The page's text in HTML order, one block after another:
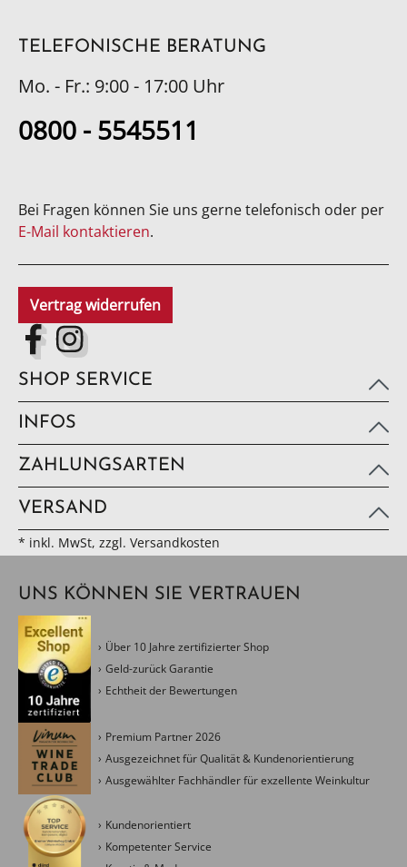
TELEFONISCHE BERATUNG
Mo. - Fr.: 9:00 - 17:00 Uhr
0800 - 5545511
Bei Fragen können Sie uns gerne telefonisch oder per
E-Mail kontaktieren.
Vertrag widerrufen
SHOP SERVICE
INFOS
ZAHLUNGSARTEN
VERSAND
* inkl. MwSt, zzgl. Versandkosten
UNS KÖNNEN SIE VERTRAUEN
Über 10 Jahre zertifizierter Shop
Geld-zurück Garantie
Echtheit der Bewertungen
Premium Partner 2026
Ausgezeichnet für Qualität & Kundenorientierung
Ausgewählter Fachhändler für exzellente Weinkultur
Kundenorientiert
Kompetenter Service